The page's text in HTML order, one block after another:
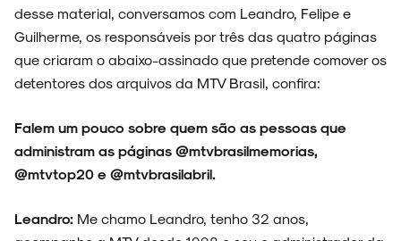
desse material, conversamos com Leandro, Felipe e
Guilherme, os responsáveis por três das quatro páginas
que criaram o abaixo-assinado que pretende comover os
detentores dos arquivos da MTV Brasil, confira:
Falem um pouco sobre quem são as pessoas que
administram as páginas @mtvbrasilmemorias,
@mtvtop20 e @mtvbrasilabril.
Leandro: Me chamo Leandro, tenho 32 anos,